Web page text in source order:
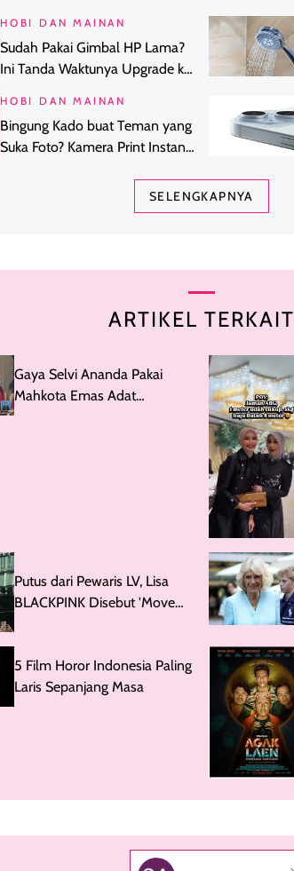
HOBI DAN MAINAN
Sudah Pakai Gimbal HP Lama?
Ini Tanda Waktunya Upgrade ke
HOBI DAN MAINAN
Bingung Kado buat Teman yang
Suka Foto? Kamera Print Instan
SELENGKAPNYA
ARTIKEL TERKAIT
Gaya Selvi Ananda Pakai
Mahkota Emas Adat
Putus dari Pewaris LV, Lisa
BLACKPINK Disebut 'Move
5 Film Horor Indonesia Paling
Laris Sepanjang Masa